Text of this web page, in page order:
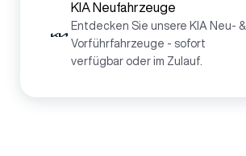
KIA Neufahrzeuge
Entdecken Sie unsere KIA Neu- &
Vorführfahrzeuge - sofort
verfügbar oder im Zulauf.